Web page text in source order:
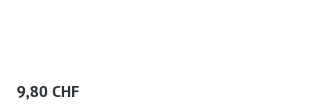
Regulärer Preis:
9,80 CHF